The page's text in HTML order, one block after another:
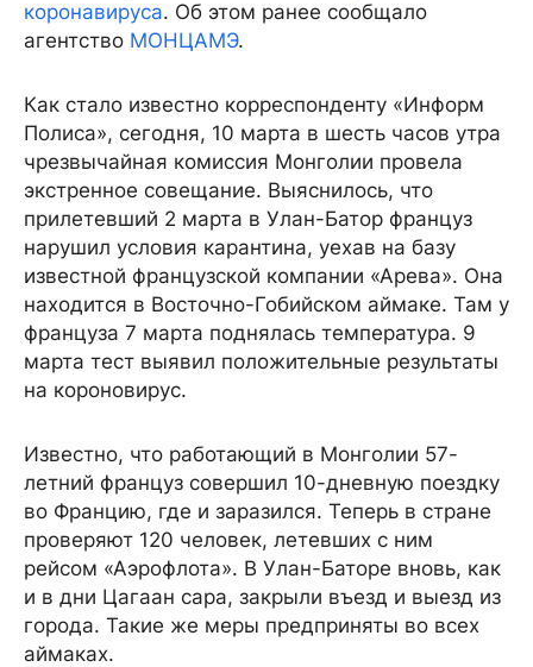
коронавируса. Об этом ранее сообщало
агентство МОНЦАМЭ.
Как стало известно корреспонденту «Информ
Полиса», сегодня, 10 марта в шесть часов утра
чрезвычайная комиссия Монголии провела
экстренное совещание. Выяснилось, что
прилетевший 2 марта в Улан-Батор француз
нарушил условия карантина, уехав на базу
известной французской компании «Арева». Она
находится в Восточно-Гобийском аймаке. Там у
француза 7 марта поднялась температура. 9
марта тест выявил положительные результаты
на короновирус.
Известно, что работающий в Монголии 57-
летний француз совершил 10-дневную поездку
во Францию, где и заразился. Теперь в стране
проверяют 120 человек, летевших с ним
рейсом «Аэрофлота». В Улан-Баторе вновь, как
и в дни Цагаан сара, закрыли въезд и выезд из
города. Такие же меры предприняты во всех
аймаках.